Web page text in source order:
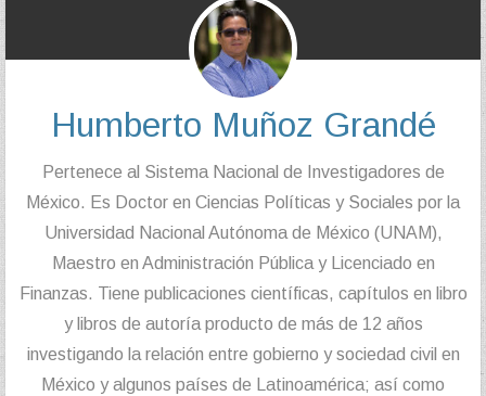
Humberto Muñoz Grandé
Pertenece al Sistema Nacional de Investigadores de
México. Es Doctor en Ciencias Políticas y Sociales por la
Universidad Nacional Autónoma de México (UNAM),
Maestro en Administración Pública y Licenciado en
Finanzas. Tiene publicaciones científicas, capítulos en libro
y libros de autoría producto de más de 12 años
investigando la relación entre gobierno y sociedad civil en
México y algunos países de Latinoamérica; así como